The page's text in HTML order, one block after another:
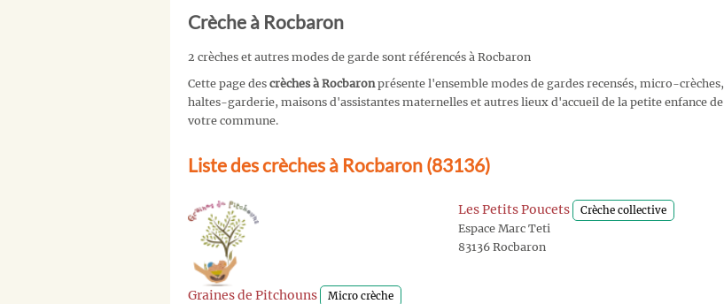
Crèche à Rocbaron
2 crèches et autres modes de garde sont référencés à Rocbaron
Cette page des crèches à Rocbaronprésente l'ensemble modes de gardes recensés, micro-crèches,
haltes-garderie, maisons d'assistantes maternelles et autres lieux d'accueil de la petite enfance de
votre commune.
Liste des crèches à Rocbaron (83136)
Graines de Pitchouns Micro crèche
Les Petits Poucets Crèche collective
Espace Marc Teti
83136 Rocbaron